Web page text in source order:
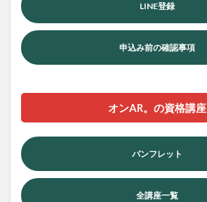
LINE登録
申込み前の確認事項
オンAR。の資格講座
パンフレット
全講座一覧